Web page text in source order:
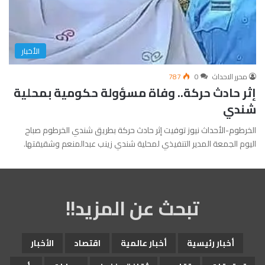
الأخبار
محرر الاحداث 0
787
إثر حادث حركة.. وفاة مسؤولة حكومية بمحلية
شندي
الخرطوم-الأحداث نيوز توفيت إثر حادث حركة بطريق شندي الخرطوم صباح
اليوم الجمعة المدير التنفيذي لمحلية شندي زينب عبدالمنعم وشقيقتها.
تبحث عن المزيد!!
أخبار رئيسية أخبار عالمية اقتصاد
الأخبار